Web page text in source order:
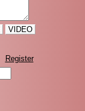
VIDEO
Register